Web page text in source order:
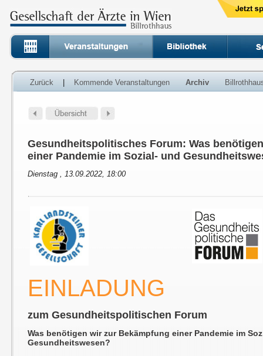
Zurück Kommende Veranstaltungen Archiv
Gesundheitspolitisches Forum: Was
einer Pandemie im Sozial- und
Dienstag , 13.09.2022, 18:00
EINLADUNG
zum Gesundheitspolitischen Forum
Was benötigen wir zur Bekämpfung einer Pandemie im
Gesundheitswesen?